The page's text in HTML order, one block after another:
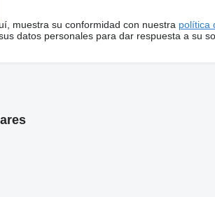
muestra su conformidad con nuestra política
datos personales para dar respuesta a su